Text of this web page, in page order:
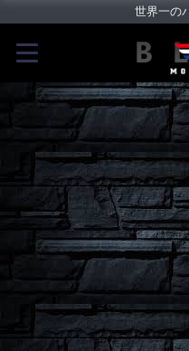
世界一の